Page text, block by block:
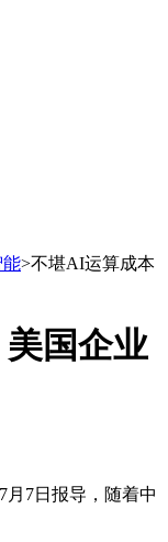
能>不堪AI运算成本
国企业
7日报导，随着中